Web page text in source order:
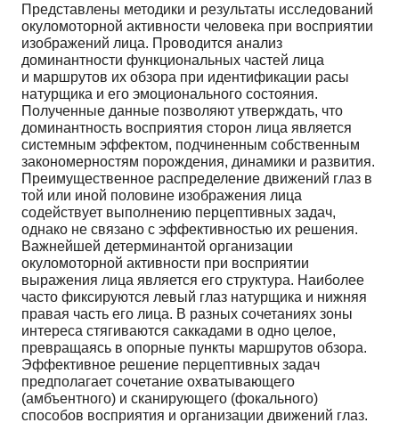
Представлены методики и результаты исследований
окуломоторной активности человека при восприятии
изображений лица. Проводится анализ
доминантности функциональных частей лица
и маршрутов их обзора при идентификации расы
натурщика и его эмоционального состояния.
Полученные данные позволяют утверждать, что
доминантность восприятия сторон лица является
системным эффектом, подчиненным собственным
закономерностям порождения, динамики и развития.
Преимущественное распределение движений глаз в
той или иной половине изображения лица
содействует выполнению перцептивных задач,
однако не связано с эффективностью их решения.
Важнейшей детерминантой организации
окуломоторной активности при восприятии
выражения лица является его структура. Наиболее
часто фиксируются левый глаз натурщика и нижняя
правая часть его лица. В разных сочетаниях зоны
интереса стягиваются саккадами в одно целое,
превращаясь в опорные пункты маршрутов обзора.
Эффективное решение перцептивных задач
предполагает сочетание охватывающего
(амбъентного) и сканирующего (фокального)
способов восприятия и организации движений глаз.